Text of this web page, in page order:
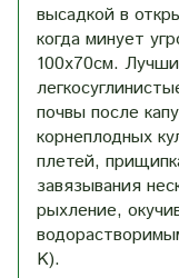
высадкой в
когда минует
100x70см.
почвы после
корнеплодных
плетей,
завязывания
рыхление,
K).